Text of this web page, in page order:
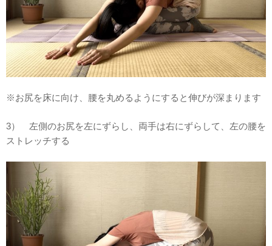
※お尻を床に向け、腰を丸めるようにすると伸びが深まります
3） 左側のお尻を左にずらし、両手は右にずらして、左の腰を
ストレッチする